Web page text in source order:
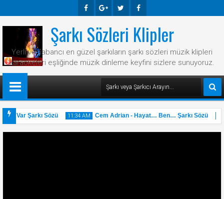
Ook E-
Plus
R Ook
Şarkı Sözleri Klipler
Yerli ve yabancı en güzel şarkıların şarkı sözleri müzik klipleri
karaokeleri eşliğinde müzik dinleme keyfini sizlere sunuyoruz.
Var Şarkı Sözü 11:34 AM Cem Adrian - Hayat… Ben… Şarkı Sözü 11:33